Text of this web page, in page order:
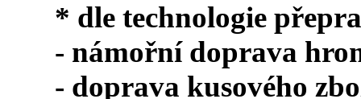
* dle technologie
- námořní doprava
- doprava kusového